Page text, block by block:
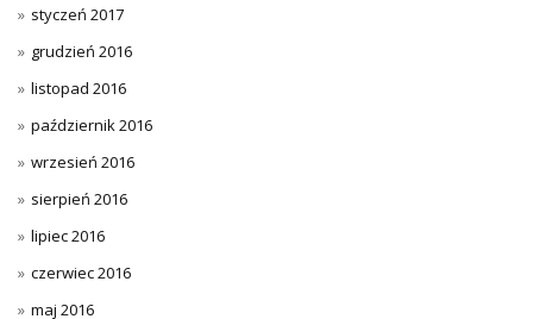
styczeń 2017
grudzień 2016
listopad 2016
październik 2016
wrzesień 2016
sierpień 2016
lipiec 2016
czerwiec 2016
maj 2016